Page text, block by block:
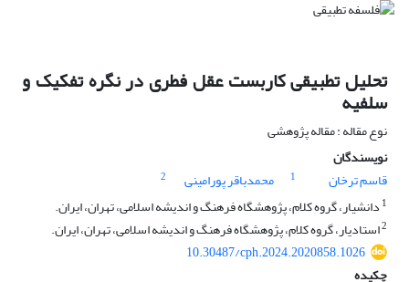
تحلیل تطبیقی کاربست عقل فطری در نگره تفکیک و
سلفیه
نوع مقاله : مقاله پژوهشی
نویسندگان
قاسم ترخان
1 محمدباقر پورامینی
2
1 دانشیار، گروه کلام، پژوهشگاه فرهنگ و اندیشه اسلامی، تهران، ایران.
2استادیار، گروه کلام، پژوهشگاه فرهنگ و اندیشه اسلامی، تهران، ایران.
10.30487/cph.2024.2020858.1026
چکیده